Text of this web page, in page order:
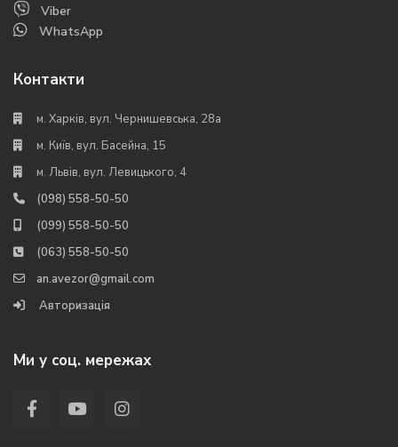
Viber
WhatsApp
Контакти
м. Харків, вул. Чернишевська, 28а
м. Київ, вул. Басейна, 15
м. Львів, вул. Левицького, 4
(098) 558-50-50
(099) 558-50-50
(063) 558-50-50
an.avezor@gmail.com
Авторизація
Ми у соц. мережах